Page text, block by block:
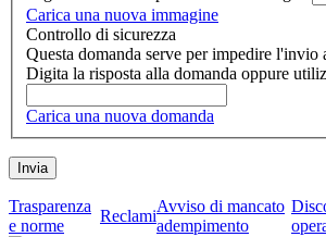
Carica una nuova immagine
Controllo di sicurezza
Questa domanda serve per impedire l'invio
Digita la risposta alla domanda oppure
Carica una nuova domanda
Trasparenza
e norme
Reclami
Avviso di mancato
adempimento